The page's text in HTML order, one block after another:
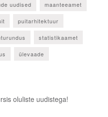
uudised maanteeamet
puitarhitektuur
statistikaamet
ülevaade
oluliste uudistega!